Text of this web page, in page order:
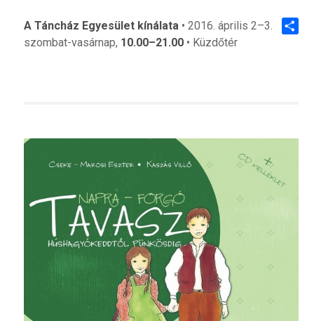
A Táncház Egyesület kínálata• 2016. április 2–3.
szombat-vasárnap, 10.00–21.00• Küzdőtér